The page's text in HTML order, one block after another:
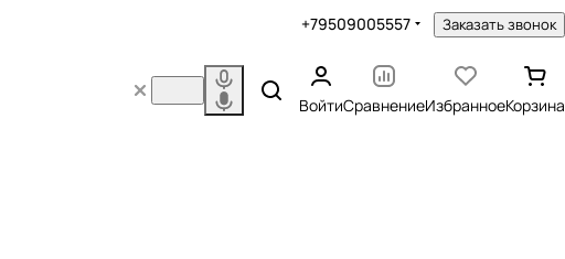
+79509005557 Заказать звонок
ВойтиСравнениеИзбранноеКорзина